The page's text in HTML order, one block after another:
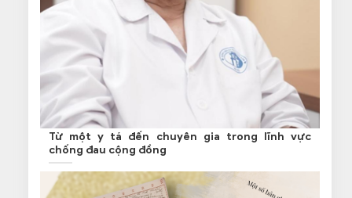
Từ một y tá đến chuyên gia trong lĩnh vực
chống đau cộng đồng